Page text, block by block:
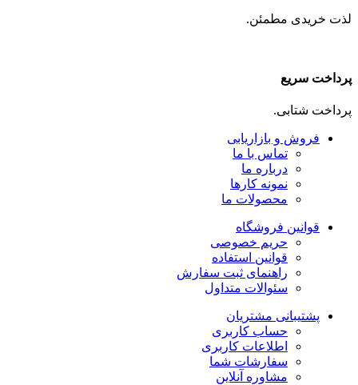
لذت خریدی مطمئن.
پرداخت سریع
پرداخت شتابی.
فروش و بازاریابی
تماس با ما
درباره ما
نمونه کارها
محصولات ما
قوانین فروشگاه
حریم خصوصی
قوانین استفاده
راهنمای ثبت سفارش
سئوالات متداول
پشتیبانی مشتریان
حساب کاربری
اطلاعات کاربری
سفارشات شما
مشاوره آنلاین